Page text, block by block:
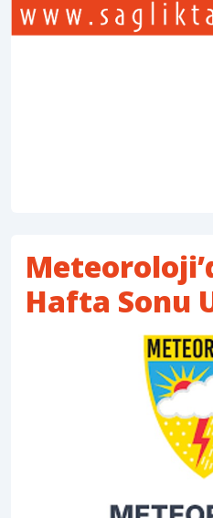
Hafta Sonu